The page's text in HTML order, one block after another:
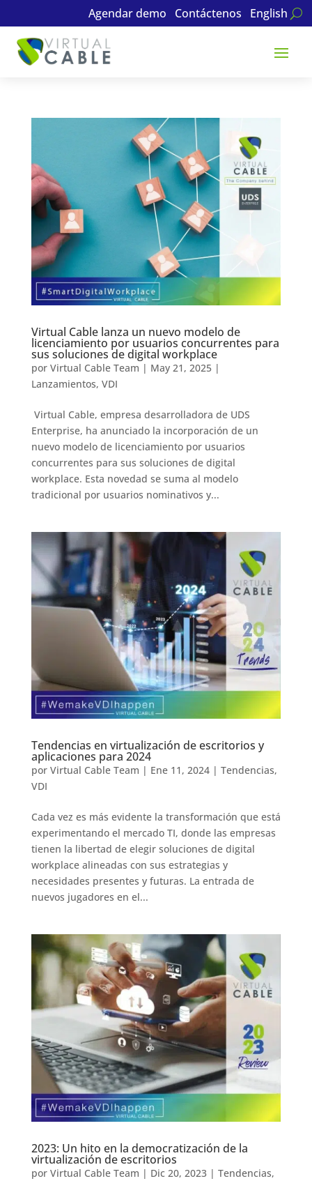
Agendar demo Contáctenos English
Virtual Cable lanza un nuevo modelo de
licenciamiento por usuarios concurrentes para
sus soluciones de digital workplace
por Virtual Cable Team | May 21, 2025|
Lanzamientos, VDI
Virtual Cable, empresa desarrolladora de UDS
Enterprise, ha anunciado la incorporación de un
nuevo modelo de licenciamiento por usuarios
concurrentes para sus soluciones de digital
workplace. Esta novedad se suma al modelo
tradicional por usuarios nominativos y...
Tendencias en virtualización de escritorios y
aplicaciones para 2024
por Virtual Cable Team | Ene 11, 2024| Tendencias,
VDI
Cada vez es más evidente la transformación que está
experimentando el mercado TI, donde las empresas
tienen la libertad de elegir soluciones de digital
workplace alineadas con sus estrategias y
necesidades presentes y futuras. La entrada de
nuevos jugadores en el...
2023: Un hito en la democratización de la
virtualización de escritorios
por Virtual Cable Team | Dic 20, 2023| Tendencias,